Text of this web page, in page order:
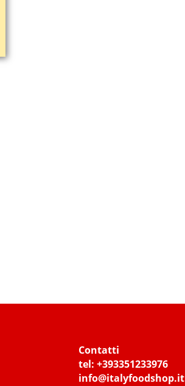
Contatti
tel: +393351233976
info@italyfoodshop.it